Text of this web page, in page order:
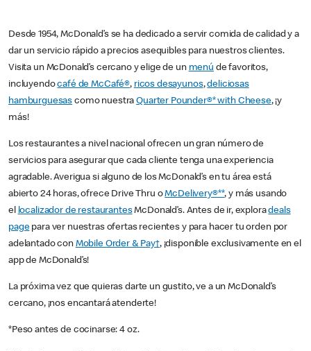
Desde 1954, McDonald’s se ha dedicado a servir comida de calidad y a
dar un servicio rápido a precios asequibles para nuestros clientes.
Visita un McDonald’s cercano y elige de un menú de favoritos,
incluyendocafé de McCafé®, ricos desayunos,deliciosas
hamburguesas como nuestraQuarter Pounder®* with Cheese, ¡y
más!
Los restaurantes a nivel nacional ofrecen un gran número de
servicios para asegurar que cada cliente tenga una experiencia
agradable. Averigua si alguno de los McDonald’s en tu área está
abierto 24 horas, ofrece Drive Thru oMcDelivery®**, y más usando
el localizador de restaurantesMcDonald’s. Antes de ir, exploradeals
pagepara ver nuestras ofertas recientes y para hacer tu orden por
adelantado con Mobile Order & Pay†, ¡disponible exclusivamente en el
app de McDonald’s!
La próxima vez que quieras darte un gustito, ve a un McDonald’s
cercano, ¡nos encantará atenderte!
*Peso antes de cocinarse: 4 oz.